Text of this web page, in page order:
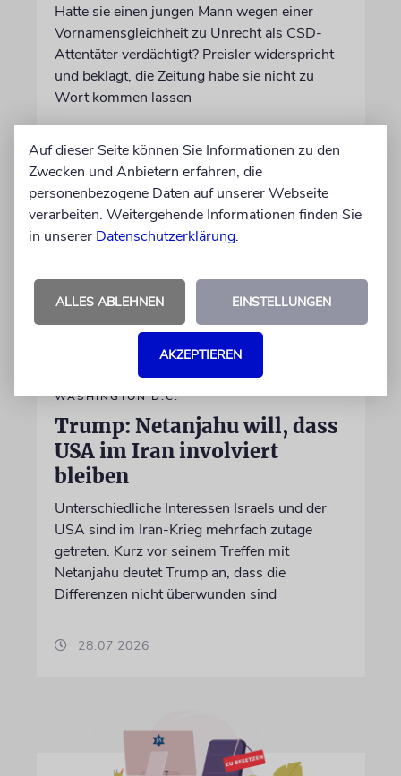
Hatte sie einen jungen Mann wegen einer
Vornamensgleichheit zu Unrecht als CSD-
Attentäter verdächtigt? Preisler widerspricht
und beklagt, die Zeitung habe sie nicht zu
Wort kommen lassen
30.07.2026 Aktualisiert
WASHINGTON D.C.
Trump: Netanjahu will, dass
USA im Iran involviert
bleiben
Unterschiedliche Interessen Israels und der
USA sind im Iran-Krieg mehrfach zutage
getreten. Kurz vor seinem Treffen mit
Netanjahu deutet Trump an, dass die
Differenzen nicht überwunden sind
28.07.2026
Auf dieser Seite können Sie Informationen zu den
Zwecken und Anbietern erfahren, die
personenbezogene Daten auf unserer Webseite
verarbeiten. Weitergehende Informationen finden Sie
in unserer Datenschutzerklärung.
ALLES ABLEHNEN EINSTELLUNGEN
AKZEPTIEREN